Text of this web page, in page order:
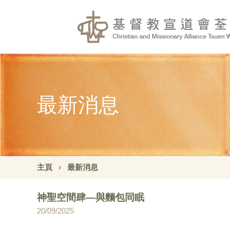
最新消息
主頁 最新消息
神聖空間肆—與麵包同眠
20/09/2025